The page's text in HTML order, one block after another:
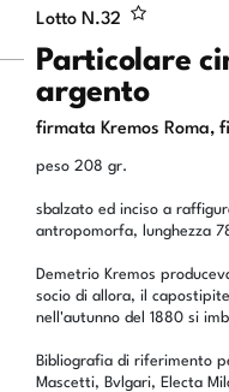
Lotto N.32
Particolare
argento
firmata Kremos Roma,
peso 208 gr.
sbalzato ed inciso a
antropomorfa, lunghezza
Demetrio Kremos
socio di allora, il
nell'autunno del 1880 si
Bibliografia di riferimento
Mascetti, Bvlgari, Electa